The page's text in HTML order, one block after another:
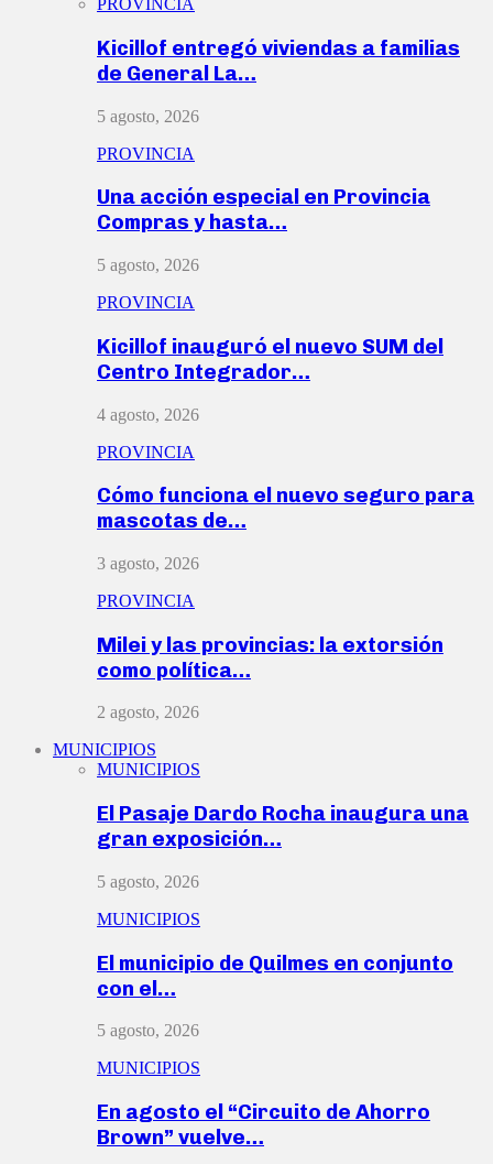
PROVINCIA
Kicillof entregó viviendas a familias
de General La…
5 agosto, 2026
PROVINCIA
Una acción especial en Provincia
Compras y hasta…
5 agosto, 2026
PROVINCIA
Kicillof inauguró el nuevo SUM del
Centro Integrador…
4 agosto, 2026
PROVINCIA
Cómo funciona el nuevo seguro para
mascotas de…
3 agosto, 2026
PROVINCIA
Milei y las provincias: la extorsión
como política…
2 agosto, 2026
MUNICIPIOS
MUNICIPIOS
El Pasaje Dardo Rocha inaugura una
gran exposición…
5 agosto, 2026
MUNICIPIOS
El municipio de Quilmes en conjunto
con el…
5 agosto, 2026
MUNICIPIOS
En agosto el “Circuito de Ahorro
Brown” vuelve…